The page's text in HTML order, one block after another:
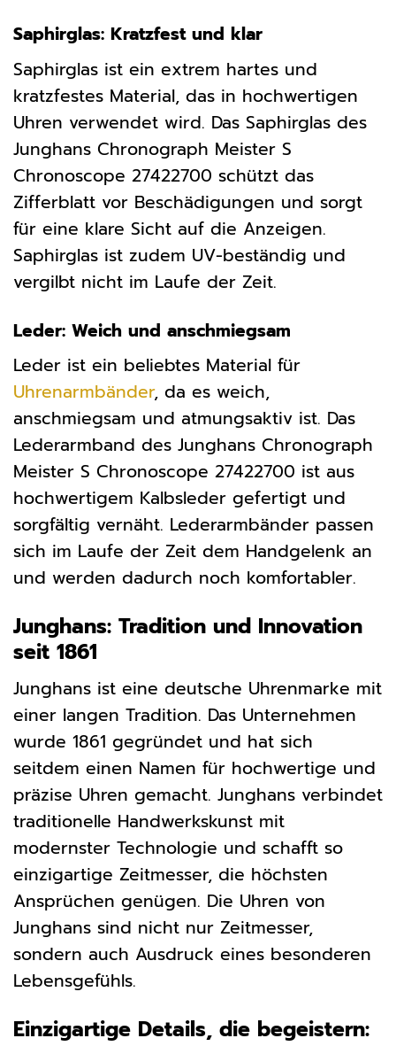
Saphirglas: Kratzfest und klar
Saphirglas ist ein extrem hartes und
kratzfestes Material, das in hochwertigen
Uhren verwendet wird. Das Saphirglas des
Junghans Chronograph Meister S
Chronoscope 27422700 schützt das
Zifferblatt vor Beschädigungen und sorgt
für eine klare Sicht auf die Anzeigen.
Saphirglas ist zudem UV-beständig und
vergilbt nicht im Laufe der Zeit.
Leder: Weich und anschmiegsam
Leder ist ein beliebtes Material für
Uhrenarmbänder, da es weich,
anschmiegsam und atmungsaktiv ist. Das
Lederarmband des Junghans Chronograph
Meister S Chronoscope 27422700 ist aus
hochwertigem Kalbsleder gefertigt und
sorgfältig vernäht. Lederarmbänder passen
sich im Laufe der Zeit dem Handgelenk an
und werden dadurch noch komfortabler.
Junghans: Tradition und Innovation
seit 1861
Junghans ist eine deutsche Uhrenmarke mit
einer langen Tradition. Das Unternehmen
wurde 1861 gegründet und hat sich
seitdem einen Namen für hochwertige und
präzise Uhren gemacht. Junghans verbindet
traditionelle Handwerkskunst mit
modernster Technologie und schafft so
einzigartige Zeitmesser, die höchsten
Ansprüchen genügen. Die Uhren von
Junghans sind nicht nur Zeitmesser,
sondern auch Ausdruck eines besonderen
Lebensgefühls.
Einzigartige Details, die begeistern: